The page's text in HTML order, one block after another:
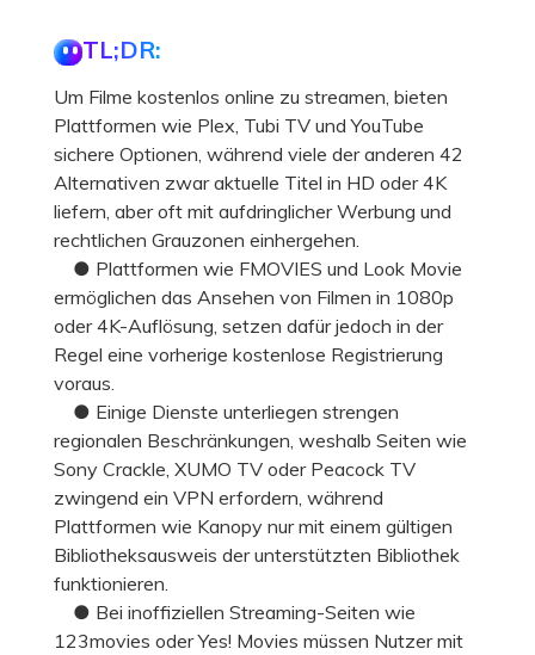
TL;DR:
Um Filme kostenlos online zu streamen, bieten
Plattformen wie Plex, Tubi TV und YouTube
sichere Optionen, während viele der anderen 42
Alternativen zwar aktuelle Titel in HD oder 4K
liefern, aber oft mit aufdringlicher Werbung und
rechtlichen Grauzonen einhergehen.
● Plattformen wie FMOVIES und Look Movie
ermöglichen das Ansehen von Filmen in 1080p
oder 4K-Auflösung, setzen dafür jedoch in der
Regel eine vorherige kostenlose Registrierung
voraus.
● Einige Dienste unterliegen strengen
regionalen Beschränkungen, weshalb Seiten wie
Sony Crackle, XUMO TV oder Peacock TV
zwingend ein VPN erfordern, während
Plattformen wie Kanopy nur mit einem gültigen
Bibliotheksausweis der unterstützten Bibliothek
funktionieren.
● Bei inoffiziellen Streaming-Seiten wie
123movies oder Yes! Movies müssen Nutzer mit